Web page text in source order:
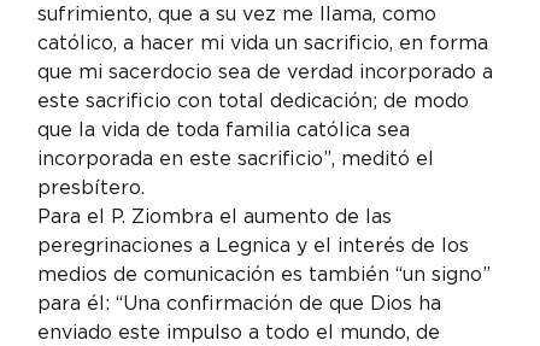
sufrimiento, que a su vez me llama, como
católico, a hacer mi vida un sacrificio, en forma
que mi sacerdocio sea de verdad incorporado a
este sacrificio con total dedicación; de modo
que la vida de toda familia católica sea
incorporada en este sacrificio”, meditó el
presbítero.
Para el P. Ziombra el aumento de las
peregrinaciones a Legnica y el interés de los
medios de comunicación es también “un signo”
para él: “Una confirmación de que Dios ha
enviado este impulso a todo el mundo, de